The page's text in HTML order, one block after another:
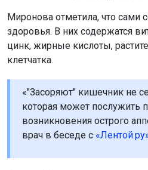
Миронова отметила, что сами
здоровья. В них содержатся
цинк, жирные кислоты,
клетчатка.
«"Засоряют" кишечник не
которая может послужить
возникновения острого
врач в беседе с